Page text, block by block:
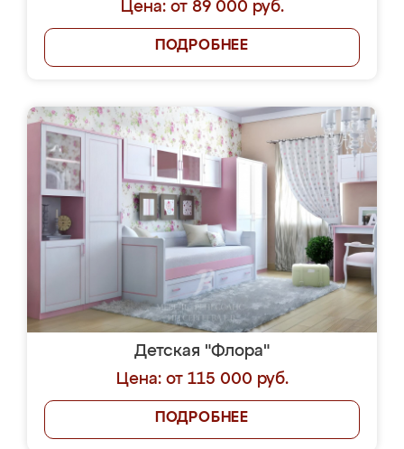
Цена: от 89 000 руб.
ПОДРОБНЕЕ
Детская "Флора"
Цена: от 115 000 руб.
ПОДРОБНЕЕ